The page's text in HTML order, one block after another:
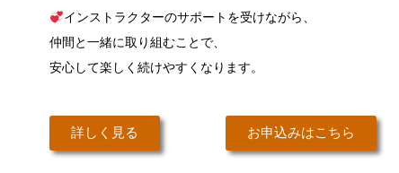
インストラクターのサポートを受けながら、
仲間と一緒に取り組むことで、
安心して楽しく続けやすくなります。
詳しく見る お申込みはこちら